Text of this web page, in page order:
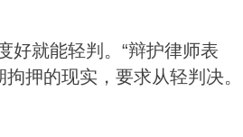
好就能轻判。“辩护律师表
押的现实，要求从轻判决。